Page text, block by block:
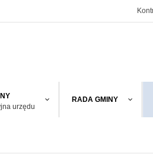
urzędu
RADA GMINY